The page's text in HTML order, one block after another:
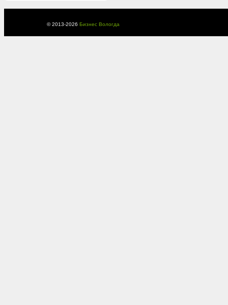
© 2013-2026 Бизнес Вологда